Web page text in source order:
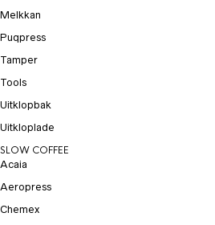
Melkkan
Puqpress
Tamper
Tools
Uitklopbak
Uitkloplade
SLOW COFFEE
Acaia
Aeropress
Chemex